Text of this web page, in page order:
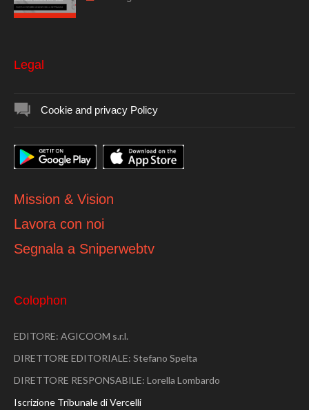
Legal
Cookie and privacy Policy
Mission & Vision
Lavora con noi
Segnala a Sniperwebtv
Colophon
EDITORE: AGICOOM s.r.l.
DIRETTORE EDITORIALE: Stefano Spelta
DIRETTORE RESPONSABILE: Lorella Lombardo
Iscrizione Tribunale di Vercelli